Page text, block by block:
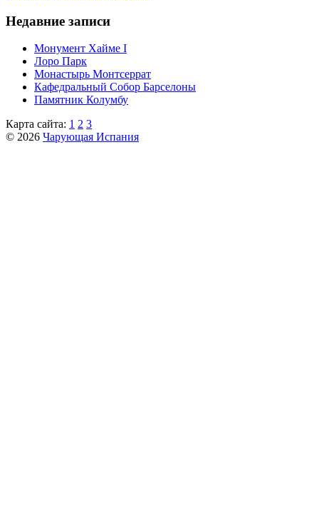
Недавние записи
Монумент Хайме I
Лоро Парк
Монастырь Монтсеррат
Кафeдрaльный Собор Барселоны
Пaмятник Колумбу
Карта сайта: 1 2 3
© 2026 Чарующая Испания